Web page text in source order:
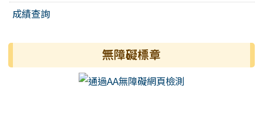
成績查詢
無障礙標章